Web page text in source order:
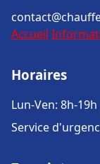
Accueil
Horaires
Lun-Ven: 8h-19h
Service